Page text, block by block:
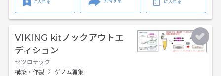
に入れる
に入れる
VIKING kitノックアウトエ
ディション
セツロテック
構築・作製
ゲノム編集